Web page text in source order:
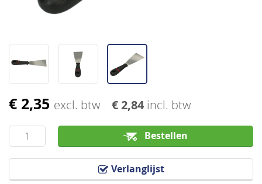
€ 2,35 excl. btw € 2,84 incl. btw
Bestellen
Verlanglijst
Ga
het
begin
van